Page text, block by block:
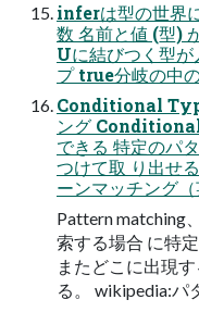
inferは型の世界
数 名前と値 (型)
Uに結びつく型が
プ true分岐の中
Conditional
ング
できる 特定のパ
つけて取 り出せ
ーンマッチング
Pattern matching
索する場合 に特
またどこに出現
る。 wikipedia:パ